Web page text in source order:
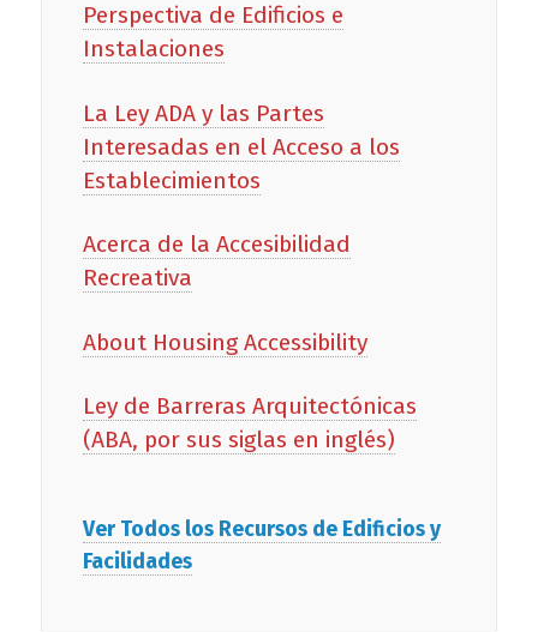
Perspectiva de Edificios e
Instalaciones
La Ley ADA y las Partes
Interesadas en el Acceso a los
Establecimientos
Acerca de la Accesibilidad
Recreativa
About Housing Accessibility
Ley de Barreras Arquitectónicas
(ABA, por sus siglas en inglés)
Ver Todos los Recursos de Edificios y
Facilidades